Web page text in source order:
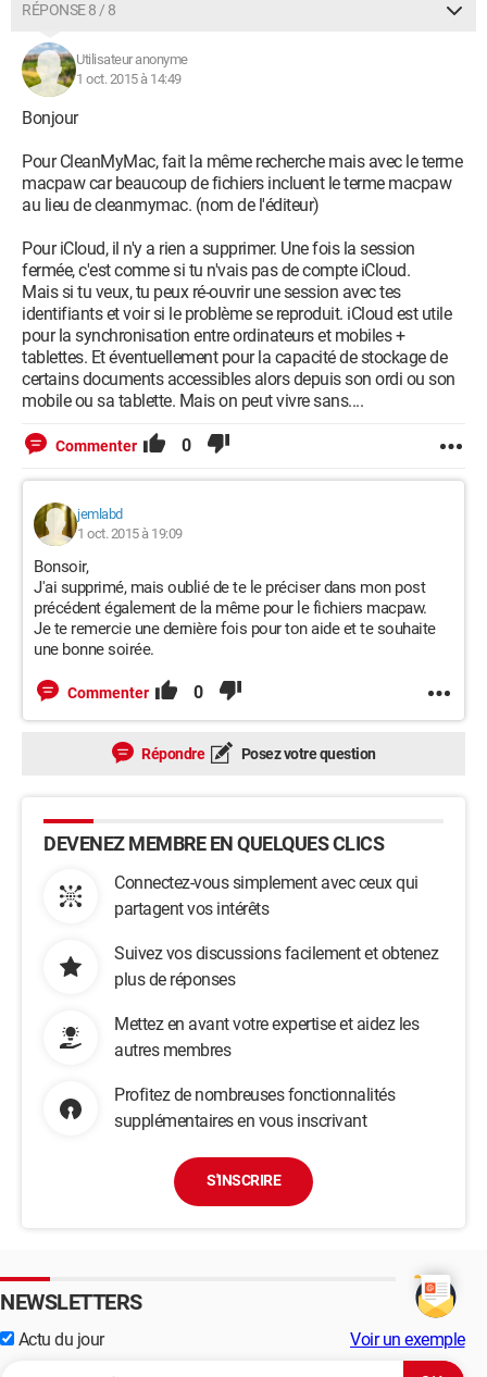
RÉPONSE 8 / 8
Utilisateur anonyme
1 oct. 2015 à 14:49
Bonjour
Pour CleanMyMac, fait la même recherche mais avec le terme
macpaw car beaucoup de fichiers incluent le terme macpaw
au lieu de cleanmymac. (nom de l'éditeur)
Pour iCloud, il n'y a rien a supprimer. Une fois la session
fermée, c'est comme si tu n'vais pas de compte iCloud.
Mais si tu veux, tu peux ré-ouvrir une session avec tes
identifiants et voir si le problème se reproduit. iCloud est utile
pour la synchronisation entre ordinateurs et mobiles +
tablettes. Et éventuellement pour la capacité de stockage de
certains documents accessibles alors depuis son ordi ou son
mobile ou sa tablette. Mais on peut vivre sans....
Commenter 0
jemlabd
1 oct. 2015 à 19:09
Bonsoir,
J'ai supprimé, mais oublié de te le préciser dans mon post
précédent également de la même pour le fichiers macpaw.
Je te remercie une dernière fois pour ton aide et te souhaite
une bonne soirée.
Commenter 0
Répondre Posez votre question
DEVENEZ MEMBRE EN QUELQUES CLICS
Connectez-vous simplement avec ceux qui
partagent vos intérêts
Suivez vos discussions facilement et obtenez
plus de réponses
Mettez en avant votre expertise et aidez les
autres membres
Profitez de nombreuses fonctionnalités
supplémentaires en vous inscrivant
S'INSCRIRE
NEWSLETTERS
Actu du jour Voir un exemple